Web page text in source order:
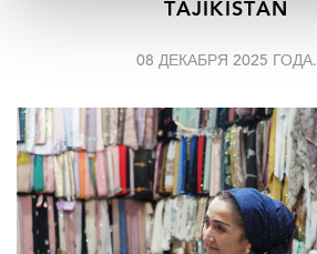
TAJIKISTAN
08 ДЕКАБРЯ 2025 ГОДА.